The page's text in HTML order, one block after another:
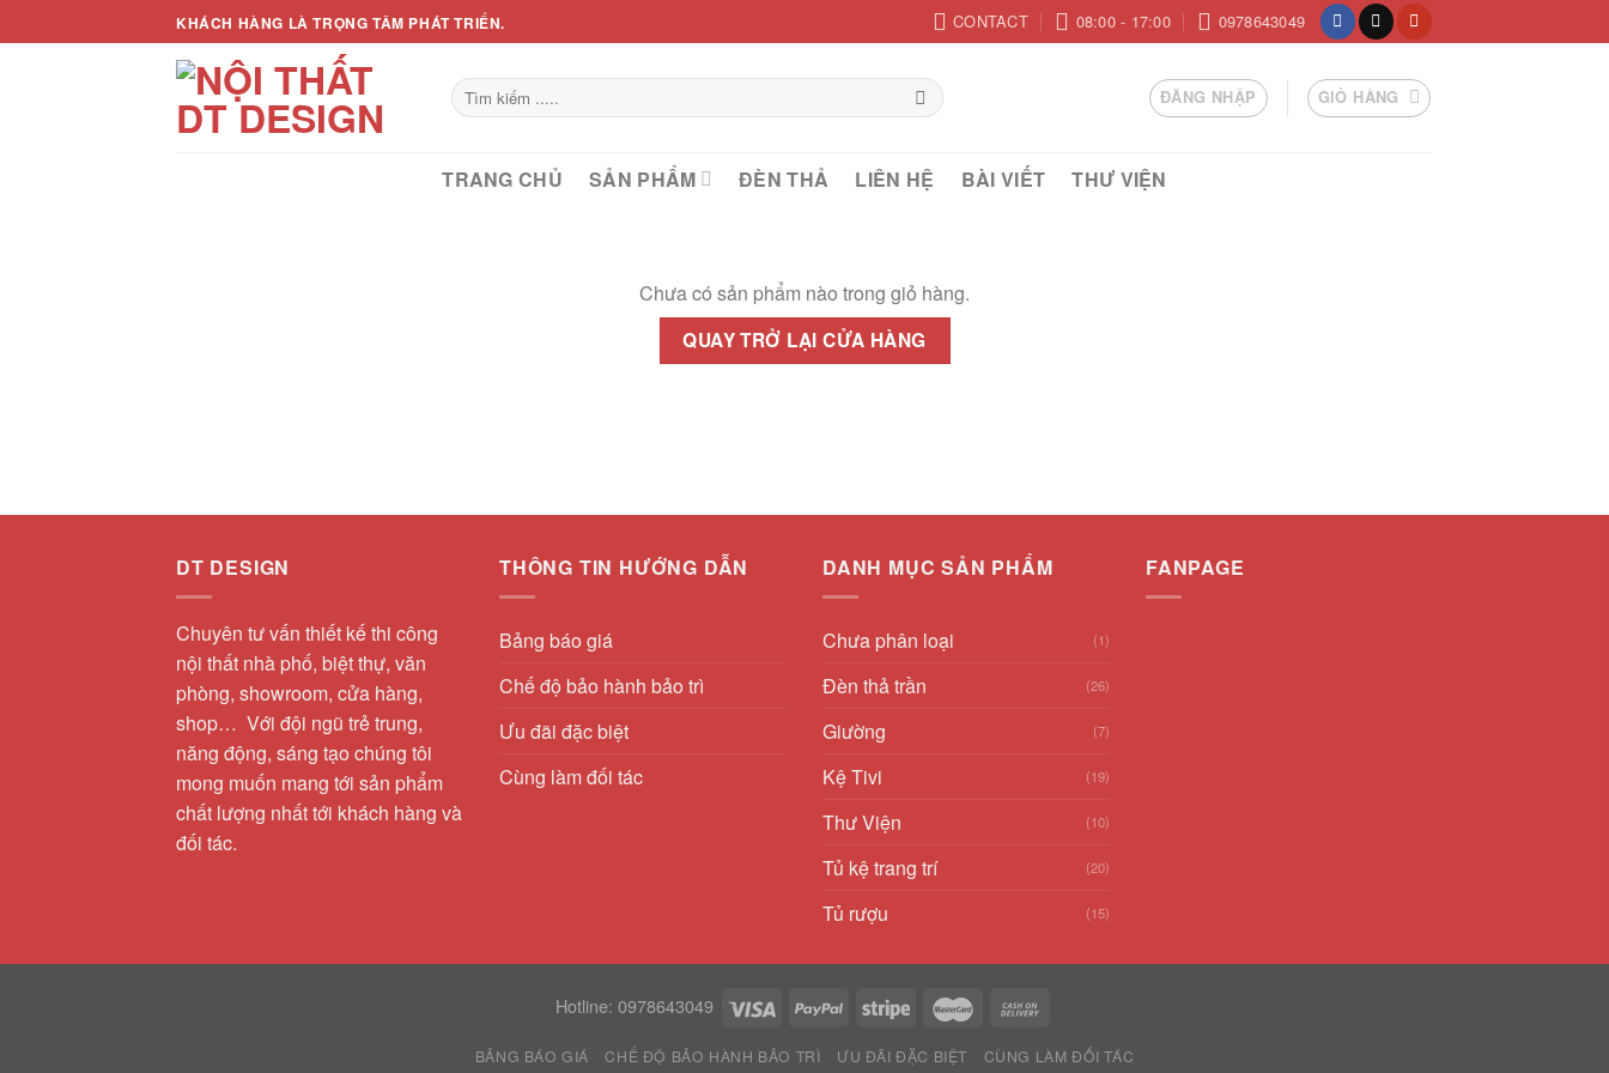
to
KHÁCH HÀNG LÀ TRỌNG TÂM PHÁT TRIỂN. CONTACT 08:00 - 17:00 0978643049
Tìm
kiếm:
ĐĂNG NHẬP GIỎ HÀNG
TRANG CHỦ SẢN PHẨM ĐÈN THẢ LIÊN HỆ BÀI VIẾT THƯ VIỆN
Chưa có sản phẩm nào trong giỏ hàng.
QUAY TRỞ LẠI CỬA HÀNG
DT DESIGN
Chuyên tư vấn thiết kế thi công
nội thất nhà phố, biệt thự, văn
phòng, showroom, cửa hàng,
shop… Với đội ngũ trẻ trung,
năng động, sáng tạo chúng tôi
mong muốn mang tới sản phẩm
chất lượng nhất tới khách hàng và
đối tác.
THÔNG TIN HƯỚNG DẪN
Bảng báo giá
Chế độ bảo hành bảo trì
Ưu đãi đặc biệt
Cùng làm đối tác
DANH MỤC SẢN PHẨM
Chưa phân loại (1)
Đèn thả trần (26)
Giường (7)
Kệ Tivi (19)
Thư Viện (10)
Tủ kệ trang trí (20)
Tủ rượu (15)
FANPAGE
Hotline: 0978643049
BẢNG BÁO GIÁ CHẾ ĐỘ BẢO HÀNH BẢO TRÌ ƯU ĐÃI ĐẶC BIỆT CÙNG LÀM ĐỐI TÁC